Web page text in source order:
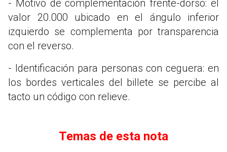
- Motivo de complementación frente-dorso: el
valor 20.000 ubicado en el ángulo inferior
izquierdo se complementa por transparencia
con el reverso.
- Identificación para personas con ceguera: en
los bordes verticales del billete se percibe al
tacto un código con relieve.
Temas de esta nota